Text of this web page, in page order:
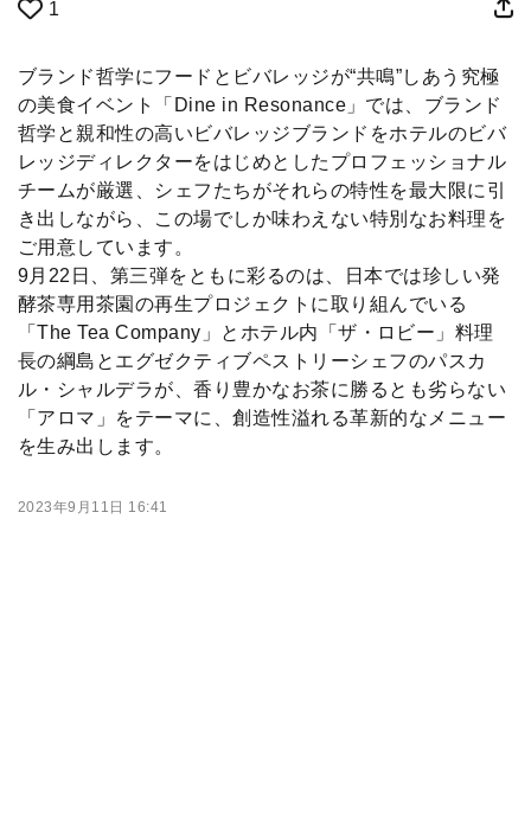
1
ブランド哲学にフードとビバレッジが“共鳴”しあう究極
の美食イベント「Dine in Resonance」では、ブランド
哲学と親和性の高いビバレッジブランドをホテルのビバ
レッジディレクターをはじめとしたプロフェッショナル
チームが厳選、シェフたちがそれらの特性を最大限に引
き出しながら、この場でしか味わえない特別なお料理を
ご用意しています。
9月22日、第三弾をともに彩るのは、日本では珍しい発
酵茶専用茶園の再生プロジェクトに取り組んでいる
「The Tea Company」とホテル内「ザ・ロビー」料理
長の綱島とエグゼクティブペストリーシェフのパスカ
ル・シャルデラが、香り豊かなお茶に勝るとも劣らない
「アロマ」をテーマに、創造性溢れる革新的なメニュー
を生み出します。
2023年9月11日 16:41